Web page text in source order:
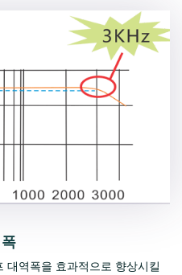
대역폭을 효과적으로 향상시킬